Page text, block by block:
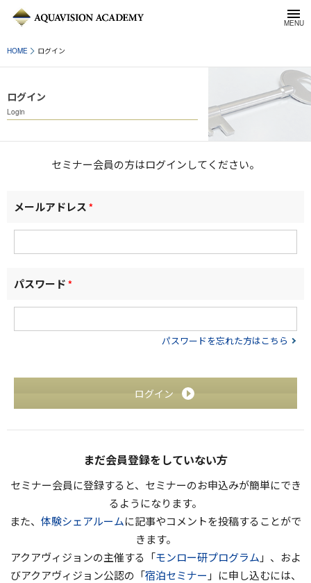
HOME ログイン
ログイン
Login
セミナー会員の方はログインしてください。
メールアドレス*
パスワード*
パスワードを忘れた方はこちら
ログイン
まだ会員登録をしていない方
セミナー会員に登録すると、セミナーのお申込みが簡単にでき
るようになります。
また、 体験シェアルームに記事やコメントを投稿することがで
きます。
アクアヴィジョンの主催する「モンロー研プログラム 」、およ
びアクアヴィジョン公認の「宿泊セミナー 」に申し込むには、